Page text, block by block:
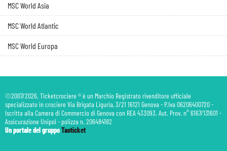
MSC World Asia
MSC World Atlantic
MSC World Europa
©2007/2026. Ticketcrociere ® è un Marchio Registrato rivenditore ufficiale
specializzato in crociere Via Brigata Liguria, 3/21 16121 Genova - P.Iva 06206400720 -
Iscritta alla Camera di Commercio di Genova con REA 433093. Aut. Prov. n° 6167/131601 -
Assicurazione Unipol - polizza n. 206484182
Un portale del gruppoTaoticket